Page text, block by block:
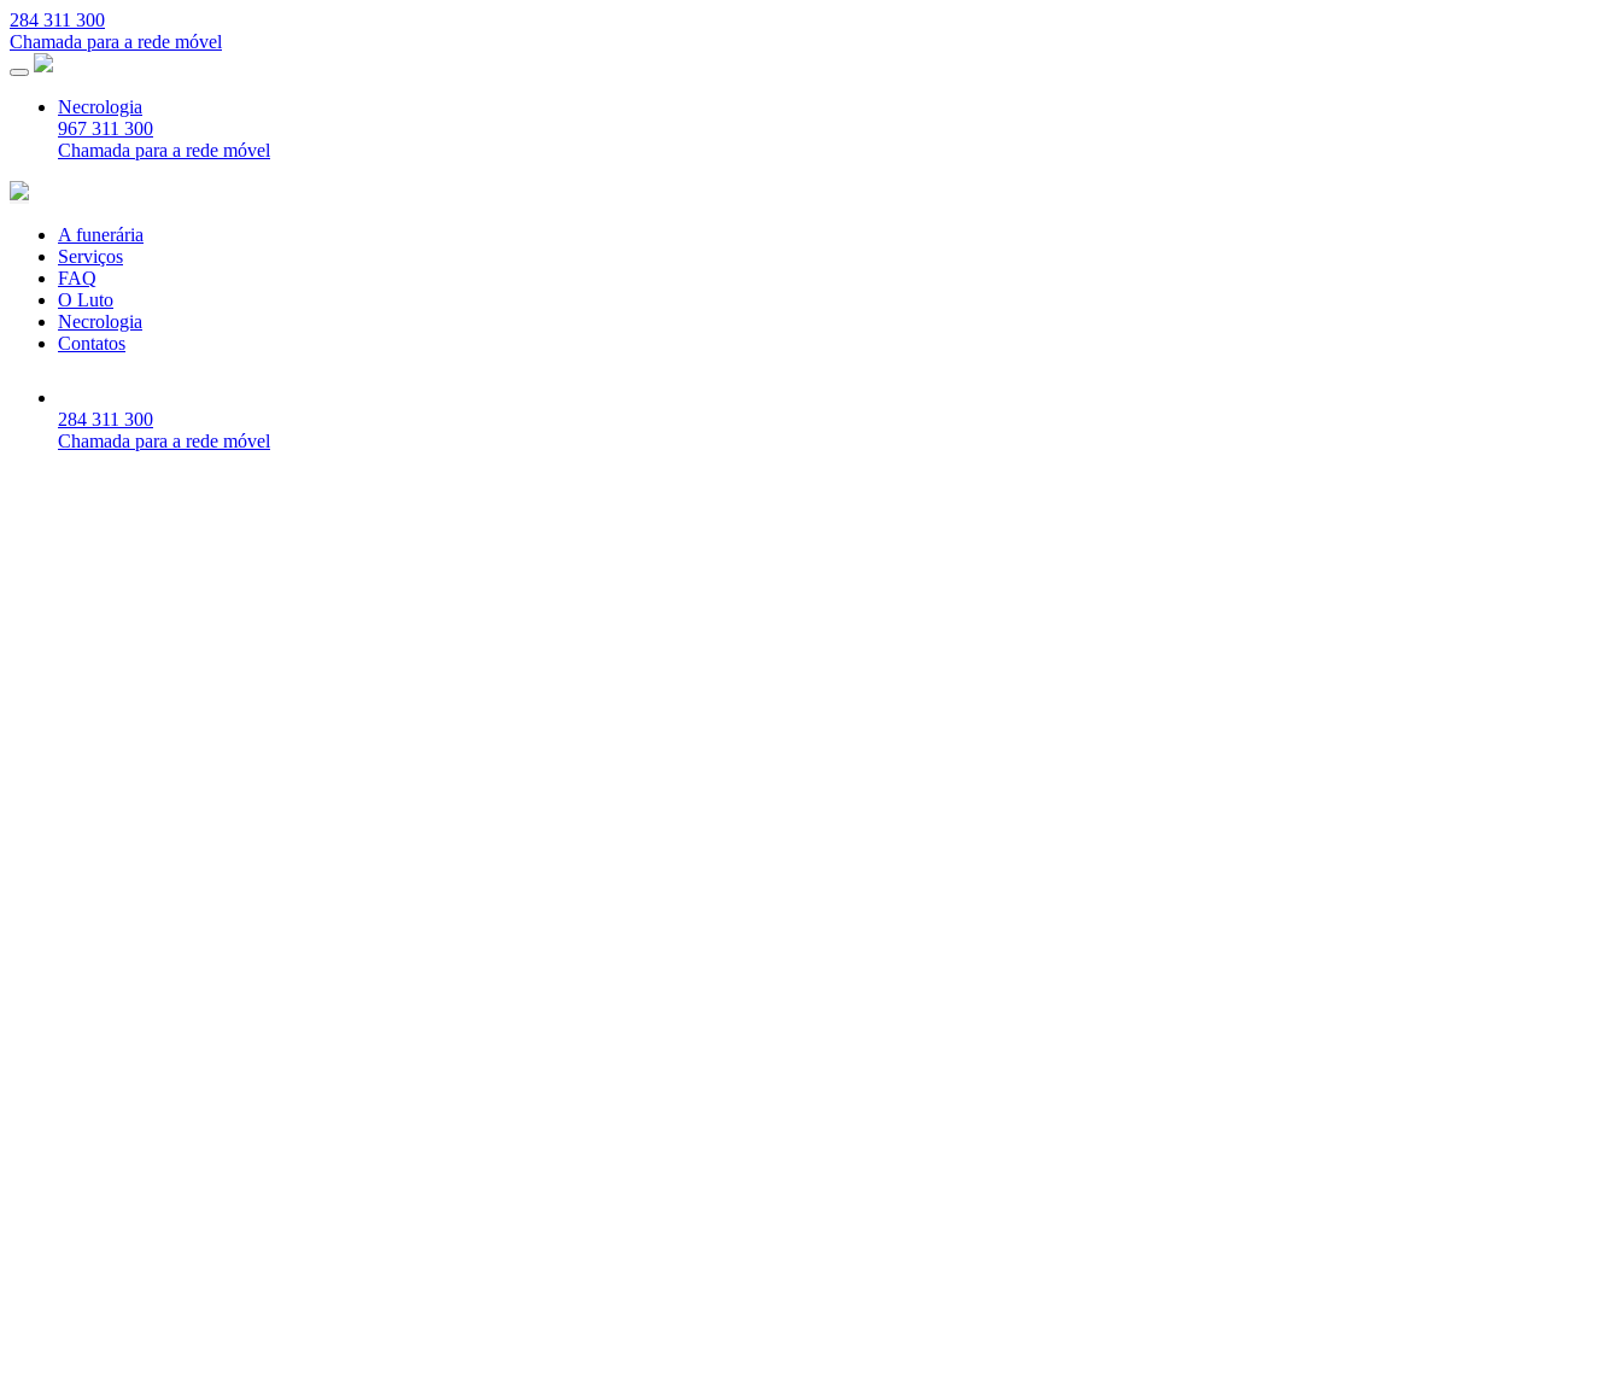
284 311 300
Chamada para a rede móvel
Necrologia
967 311 300
Chamada para a rede móvel
A funerária
Serviços
FAQ
O Luto
Necrologia
Contatos
284 311 300
Chamada para a rede móvel